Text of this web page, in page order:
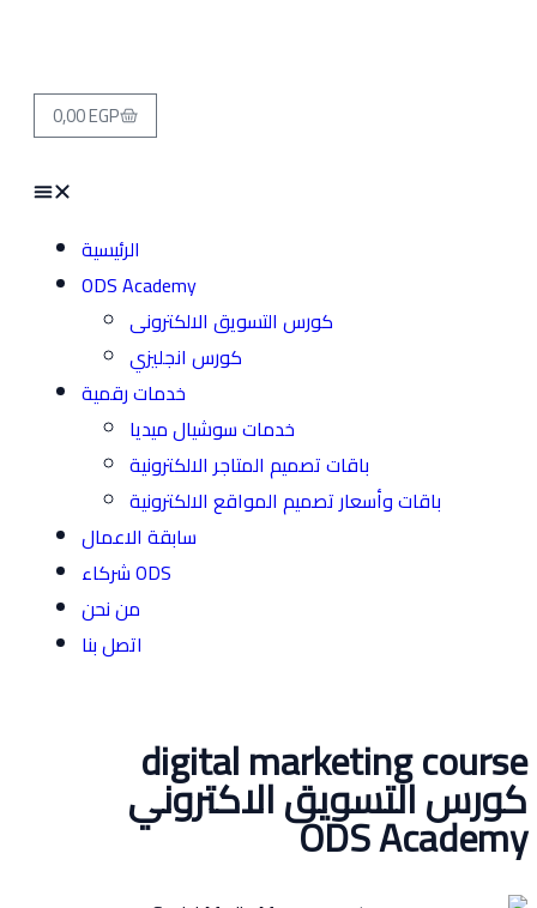
ODS Academy
كورس التسويق الالكترونى
كورس انجليزي
خدمات رقمية
خدمات سوشيال ميديا
باقات تصميم المتاجر الالكترونية
باقات وأسعار تصميم المواقع الالكترونية
سابقة الاعمال
0,00
digital marketing
التسويق الاكتروني
ODS